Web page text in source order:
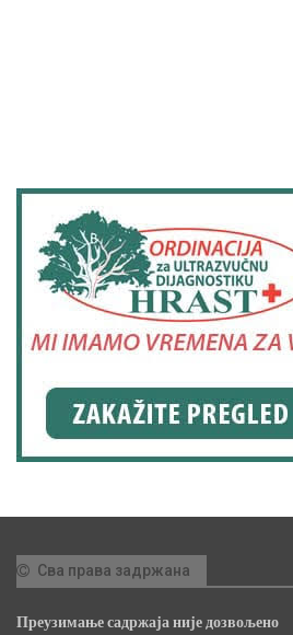
Сва права задржана
Преузимање садржаја није дозвољено